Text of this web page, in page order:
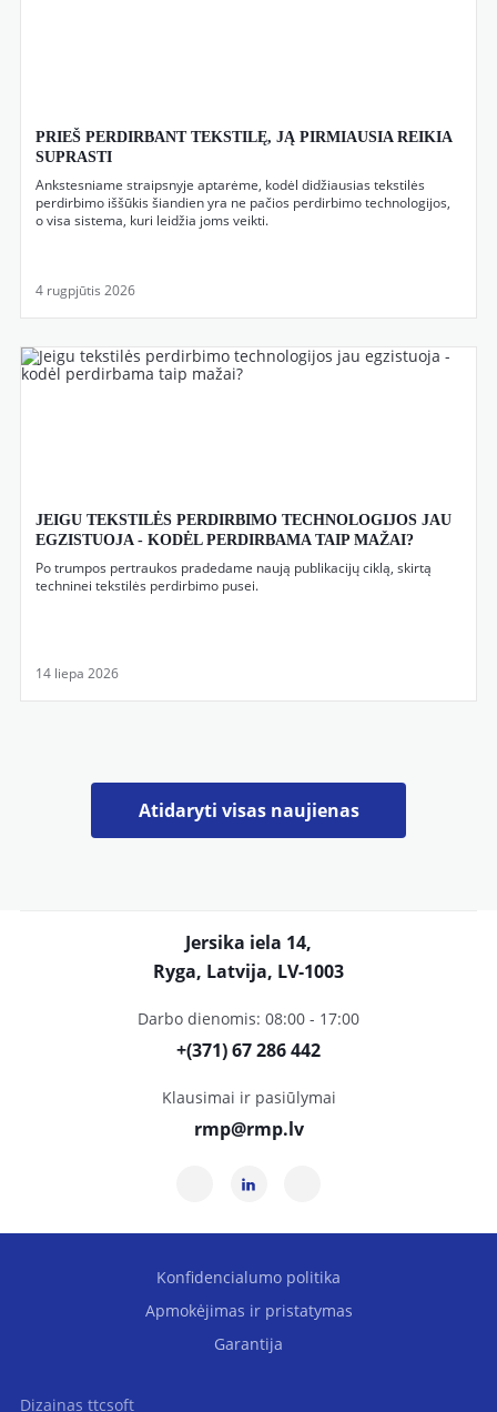
PRIEŠ PERDIRBANT TEKSTILĘ, JĄ PIRMIAUSIA REIKIA
SUPRASTI
Ankstesniame straipsnyje aptarėme, kodėl didžiausias tekstilės
perdirbimo iššūkis šiandien yra ne pačios perdirbimo technologijos,
o visa sistema, kuri leidžia joms veikti.
4 rugpjūtis 2026
JEIGU TEKSTILĖS PERDIRBIMO TECHNOLOGIJOS JAU
EGZISTUOJA - KODĖL PERDIRBAMA TAIP MAŽAI?
Po trumpos pertraukos pradedame naują publikacijų ciklą, skirtą
techninei tekstilės perdirbimo pusei.
14 liepa 2026
Atidaryti visas naujienas
Jersika iela 14,
Ryga, Latvija, LV-1003
Darbo dienomis: 08:00 - 17:00
+(371) 67 286 442
Klausimai ir pasiūlymai
rmp@rmp.lv
Konfidencialumo politika
Apmokėjimas ir pristatymas
Garantija
Dizainas ttcsoft